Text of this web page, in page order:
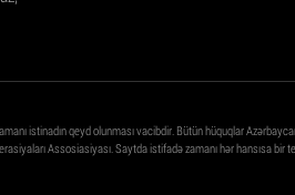
istinadın qeyd olunması vacibdir. Bütün hüquqlar
Assosiasiyası. Saytda istifadə zamanı hər hansısa